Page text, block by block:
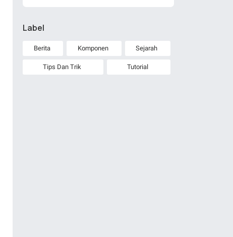
Label
Berita Komponen Sejarah
Tips Dan Trik Tutorial